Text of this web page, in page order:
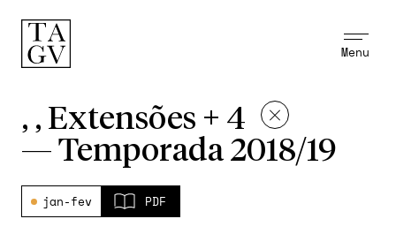
Menu
, , Extensões + 4
— Temporada 2018/19
jan-fev PDF